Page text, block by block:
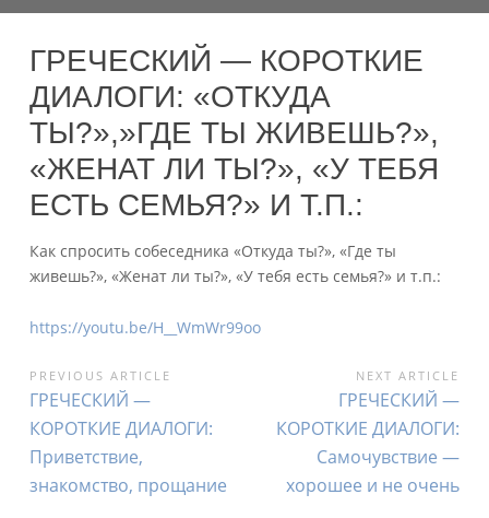
ГРЕЧЕСКИЙ — КОРОТКИЕ
ДИАЛОГИ: «ОТКУДА
ТЫ?»,»ГДЕ ТЫ ЖИВЕШЬ?»,
«ЖЕНАТ ЛИ ТЫ?», «У ТЕБЯ
ЕСТЬ СЕМЬЯ?» И Т.П.:
Как спросить собеседника «Откуда ты?», «Где ты
живешь?», «Женат ли ты?», «У тебя есть семья?» и т.п.:
https://youtu.be/H__WmWr99oo
НАВИГАЦИЯ
ПО
ЗАПИСЯМ
PREVIOUS ARTICLE
Previous
Article:
ГРЕЧЕСКИЙ —
КОРОТКИЕ ДИАЛОГИ:
Приветствие,
знакомство, прощание
NEXT ARTICLE
Next
Article:
ГРЕЧЕСКИЙ —
КОРОТКИЕ ДИАЛОГИ:
Самочувствие —
хорошее и не очень